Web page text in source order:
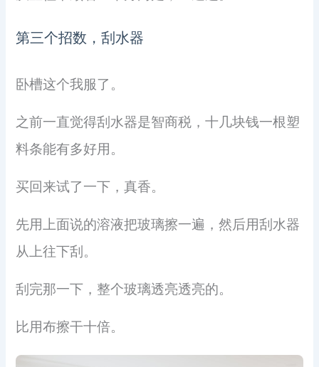
第三个招数，刮水器
卧槽这个我服了。
之前一直觉得刮水器是智商税，十几块钱一根塑
料条能有多好用。
买回来试了一下，真香。
先用上面说的溶液把玻璃擦一遍，然后用刮水器
从上往下刮。
刮完那一下，整个玻璃透亮透亮的。
比用布擦干十倍。